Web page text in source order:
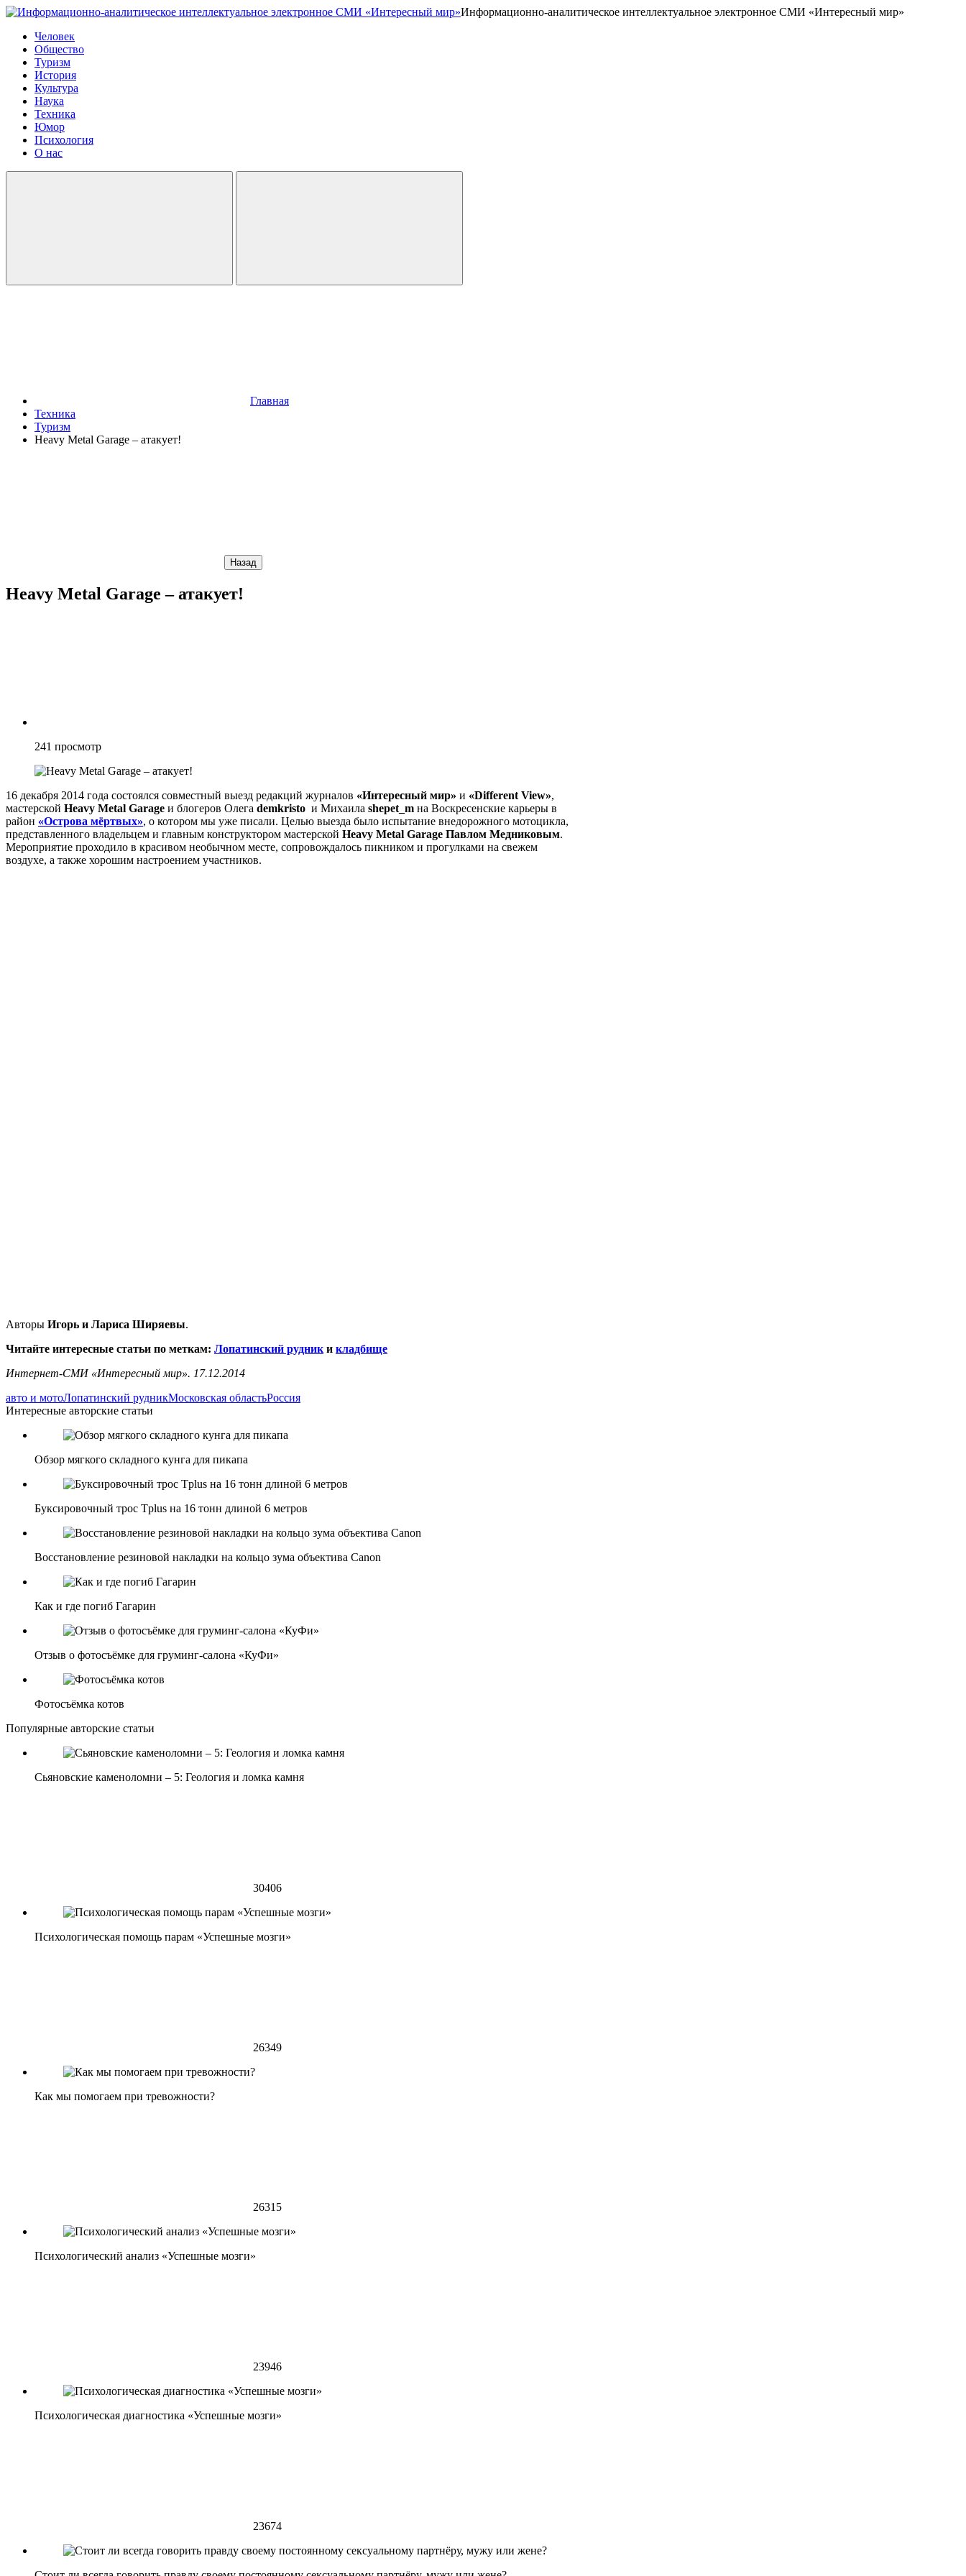
Информационно-аналитическое интеллектуальное электронное СМИ «Интересный мир»
Человек
Общество
Туризм
История
Культура
Наука
Техника
Юмор
Психология
О нас
Главная
Техника
Туризм
Heavy Metal Garage – атакует!
Назад
Heavy Metal Garage – атакует!
241 просмотр
16 декабря 2014 года состоялся совместный выезд редакций журналов «Интересный мир» и «Different View»,
мастерской Heavy Metal Garage и блогеров Олега demkristo и Михаила shepet_m на Воскресенские карьеры в
район «Острова мёртвых», о котором мы уже писали. Целью выезда было испытание внедорожного мотоцикла,
представленного владельцем и главным конструктором мастерской Heavy Metal Garage Павлом Медниковым.
Мероприятие проходило в красивом необычном месте, сопровождалось пикником и прогулками на свежем
воздухе, а также хорошим настроением участников.
Авторы Игорь и Лариса Ширяевы.
Читайте интересные статьи по меткам: Лопатинский рудник и кладбище
Интернет-СМИ «Интересный мир». 17.12.2014
авто и мотоЛопатинский рудникМосковская областьРоссия
Интересные авторские статьи
Обзор мягкого складного кунга для пикапа
Буксировочный трос Tplus на 16 тонн длиной 6 метров
Восстановление резиновой накладки на кольцо зума объектива Canon
Как и где погиб Гагарин
Отзыв о фотосъёмке для груминг-салона «КуФи»
Фотосъёмка котов
Популярные авторские статьи
Сьяновские каменоломни – 5: Геология и ломка камня
30406
Психологическая помощь парам «Успешные мозги»
26349
Как мы помогаем при тревожности?
26315
Психологический анализ «Успешные мозги»
23946
Психологическая диагностика «Успешные мозги»
23674